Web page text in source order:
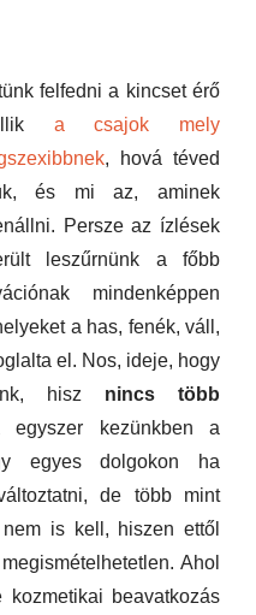
felfedni a kincset érő
a csajok mely
, hová téved
és mi az, aminek
Persze az ízlések
leszűrnünk a főbb
mindenképpen
a has, fenék, váll,
el. Nos, ideje, hogy
hisz nincs több
kezünkben a
egyes dolgokon ha
de több mint
is kell, hiszen ettől
Ahol
beavatkozás